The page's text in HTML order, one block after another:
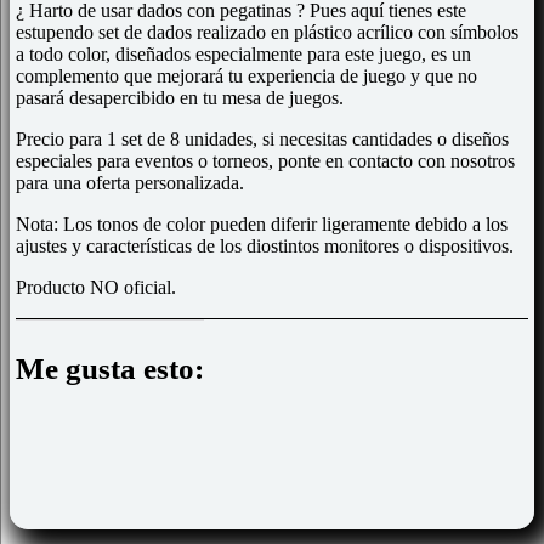
¿ Harto de usar dados con pegatinas ? Pues aquí tienes este
estupendo set de dados realizado en plástico acrílico con símbolos
a todo color, diseñados especialmente para este juego, es un
complemento que mejorará tu experiencia de juego y que no
pasará desapercibido en tu mesa de juegos.
Precio para 1 set de 8 unidades, si necesitas cantidades o diseños
especiales para eventos o torneos, ponte en contacto con nosotros
para una oferta personalizada.
Nota: Los tonos de color pueden diferir ligeramente debido a los
ajustes y características de los diostintos monitores o dispositivos.
Producto NO oficial.
Me gusta esto: